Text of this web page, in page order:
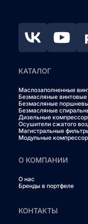
КАТАЛОГ
Маслозаполненные
Безмасляные
Безмасляные
Безмасляные
Дизельные
Осушители сжатого
Магистральные
Модульные
О КОМПАНИИ
О нас
Бренды в портфеле
КОНТАКТЫ